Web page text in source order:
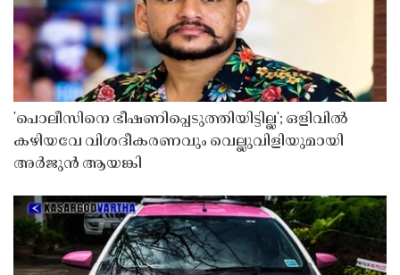
'പൊലീസിനെ ഭീഷണിപ്പെടുത്തിയിട്ടില്ല'; ഒളിവിൽ
കഴിയവേ വിശദീകരണവും വെല്ലുവിളിയുമായി
അർജുൻ ആയങ്കി